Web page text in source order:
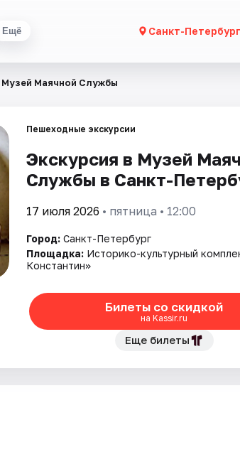
Ещё Санкт-Петербург
Музей Маячной Службы
Пешеходные экскурсии
Экскурсия в Музей
Службы в Санкт-
17 июля 2026 • пятница • 12:00
Город: Санкт-Петербург
Площадка: Историко-культурный
Константин»
Билеты со скидкой
на Kassir.ru
Еще билеты